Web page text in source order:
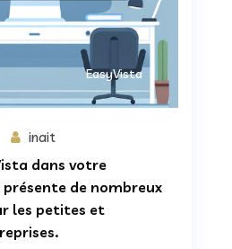
EasyVista
inait
dans votre
de nombreux
les petites et